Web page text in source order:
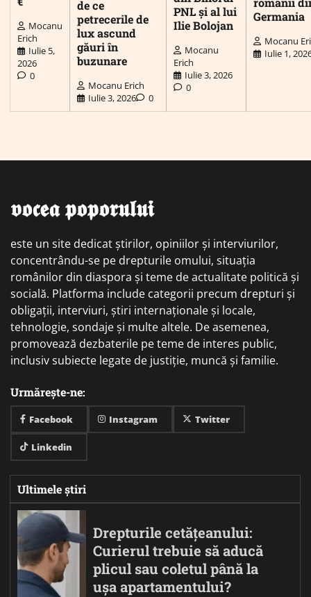
Mocanu
Erich
Iulie 5,
2026
0
de ce
petrecerile de
lux ascund
găuri în
buzunare
Mocanu Erich
Iulie 3, 2026
0
PNL și al lui
Ilie Bolojan
Mocanu
Erich
Iulie 3, 2026
0
Germania
Mocanu
Iulie 1,
𝖛𝖔𝖈𝖊𝖆 𝖕𝖔𝖕𝖔𝖗𝖚𝖑𝖚𝖎
este un site dedicat știrilor, opiniilor și interviurilor,
concentrându-se pe drepturile omului, situația
românilor din diaspora și teme de actualitate politică și
socială. Platforma include categorii precum drepturi și
obligații, interviuri, știri internaționale și locale,
tehnologie, sondaje și multe altele. De asemenea,
promovează dezbaterile pe teme de interes public,
inclusiv subiecte legate de justiție, muncă și familie.
Urmărește-ne:
Facebook Instagram Twitter
Linkedin
Ultimele știri
Drepturile cetățeanului:
Curierul trebuie să aducă
plicul sau coletul până la
ușa apartamentului?